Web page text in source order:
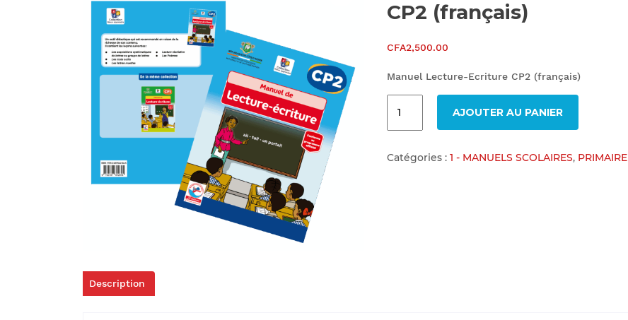
CP2 (français)
CFA2,500.00
Manuel Lecture-Ecriture CP2 (français)
AJOUTER AU PANIER
Catégories : 1 - MANUELS SCOLAIRES, PRIMAIRE
Description